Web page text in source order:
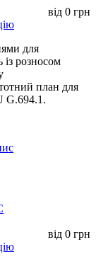
від 0 грн
для
розносом
план для
G.694.1.
від 0 грн